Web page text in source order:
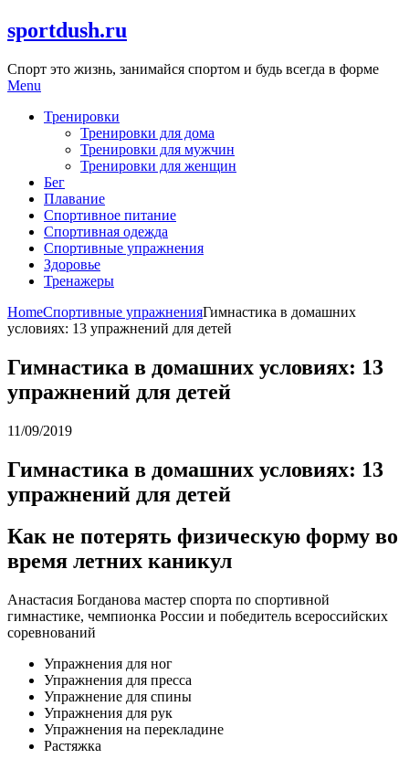
Skip
to
sportdush.ru
Спорт это жизнь, занимайся спортом и будь всегда в форме
Menu
Тренировки
Тренировки для дома
Тренировки для мужчин
Тренировки для женщин
Бег
Плавание
Спортивное питание
Спортивная одежда
Спортивные упражнения
Здоровье
Тренажеры
HomeСпортивные упражненияГимнастика в домашних
условиях: 13 упражнений для детей
Гимнастика в домашних условиях: 13
упражнений для детей
11/09/2019
Гимнастика в домашних условиях: 13
упражнений для детей
Как не потерять физическую форму во
время летних каникул
Анастасия Богданова мастер спорта по спортивной
гимнастике, чемпионка России и победитель всероссийских
соревнований
Упражнения для ног
Упражнения для пресса
Упражнение для спины
Упражнения для рук
Упражнения на перекладине
Растяжка